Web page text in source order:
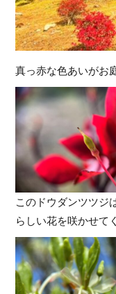
真っ赤な色あいがお
このドウダンツツジ
らしい花を咲かせて